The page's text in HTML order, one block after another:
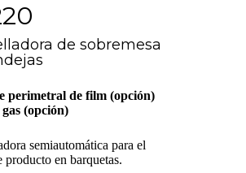
de sobremesa
perimetral de film (opción)
(opción)
semiautomática para el
producto en barquetas.